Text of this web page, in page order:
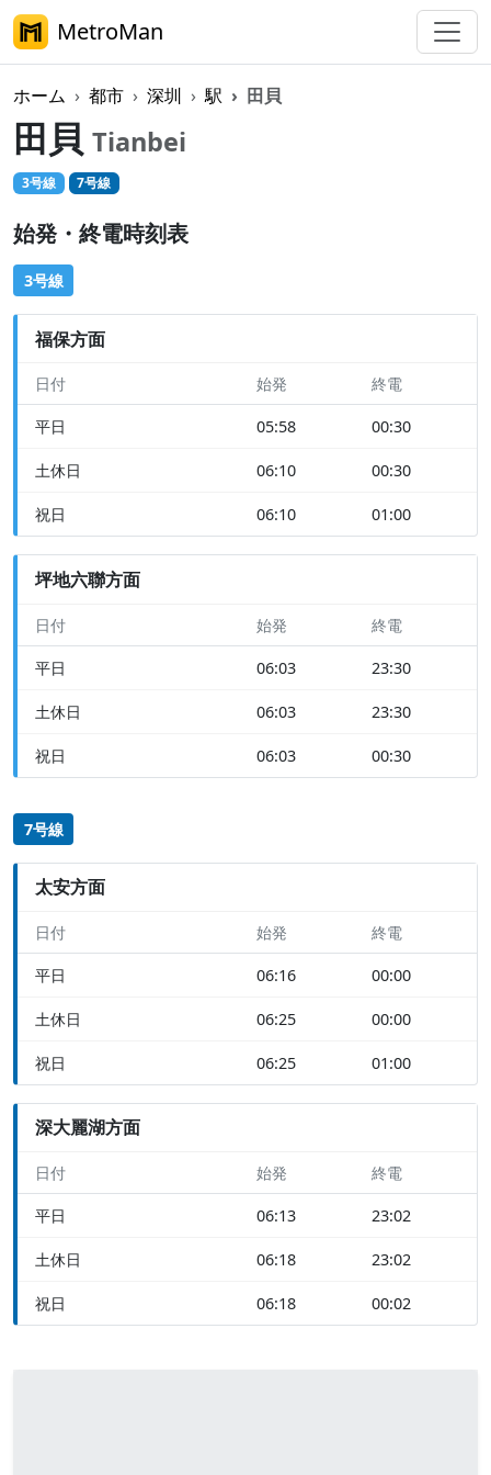
MetroMan
ホーム 都市 深圳 駅 田貝
田貝 Tianbei
3号線 7号線
始発・終電時刻表
3号線
福保方面
日付 始発 終電
平日 05:58 00:30
土休日 06:10 00:30
祝日 06:10 01:00
坪地六聯方面
日付 始発 終電
平日 06:03 23:30
土休日 06:03 23:30
祝日 06:03 00:30
7号線
太安方面
日付 始発 終電
平日 06:16 00:00
土休日 06:25 00:00
祝日 06:25 01:00
深大麗湖方面
日付 始発 終電
平日 06:13 23:02
土休日 06:18 23:02
祝日 06:18 00:02